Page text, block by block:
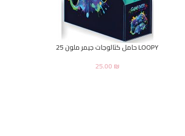
LOOPY حامل كتالوجات جيمر ملون 25
25.00₪